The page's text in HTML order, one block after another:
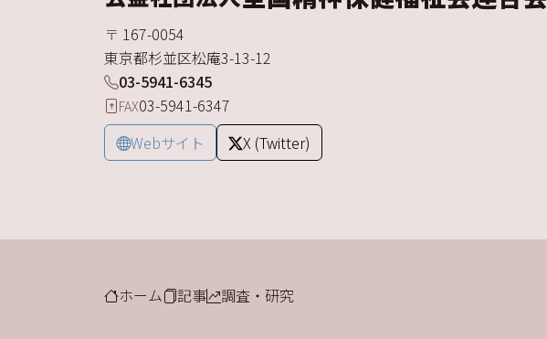
〒 167-0054
東京都杉並区松庵3-13-12
03-5941-6345
FAX03-5941-6347
Webサイト
X (Twitter)
ホーム 記事 調査・研究